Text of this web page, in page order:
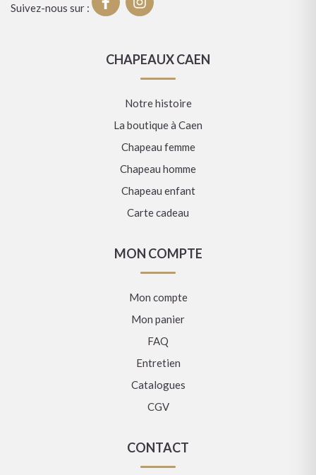
Suivez-nous sur :
CHAPEAUX CAEN
Notre histoire
La boutique à Caen
Chapeau femme
Chapeau homme
Chapeau enfant
Carte cadeau
MON COMPTE
Mon compte
Mon panier
FAQ
Entretien
Catalogues
CGV
CONTACT